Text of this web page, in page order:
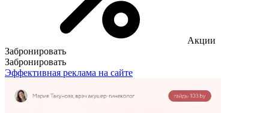
Акции
Забронировать
Забронировать
Эффективная реклама на сайте